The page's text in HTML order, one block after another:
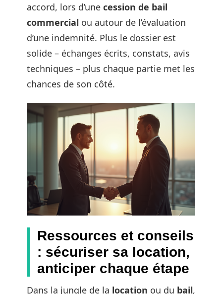
accord, lors d’une cession de bail
commercial ou autour de l’évaluation
d’une indemnité. Plus le dossier est
solide – échanges écrits, constats, avis
techniques – plus chaque partie met les
chances de son côté.
Ressources et conseils
: sécuriser sa location,
anticiper chaque étape
Dans la jungle de la location ou du bail,